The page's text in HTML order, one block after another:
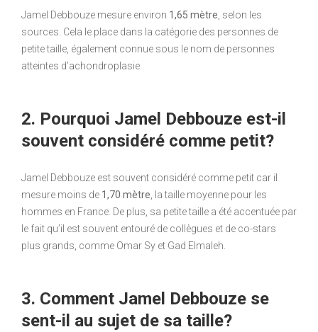
Jamel Debbouze mesure environ 1,65 mètre, selon les
sources. Cela le place dans la catégorie des personnes de
petite taille, également connue sous le nom de personnes
atteintes d’achondroplasie.
2. Pourquoi Jamel Debbouze est-il
souvent considéré comme petit?
Jamel Debbouze est souvent considéré comme petit car il
mesure moins de 1,70 mètre, la taille moyenne pour les
hommes en France. De plus, sa petite taille a été accentuée par
le fait qu’il est souvent entouré de collègues et de co-stars
plus grands, comme Omar Sy et Gad Elmaleh.
3. Comment Jamel Debbouze se
sent-il au sujet de sa taille?